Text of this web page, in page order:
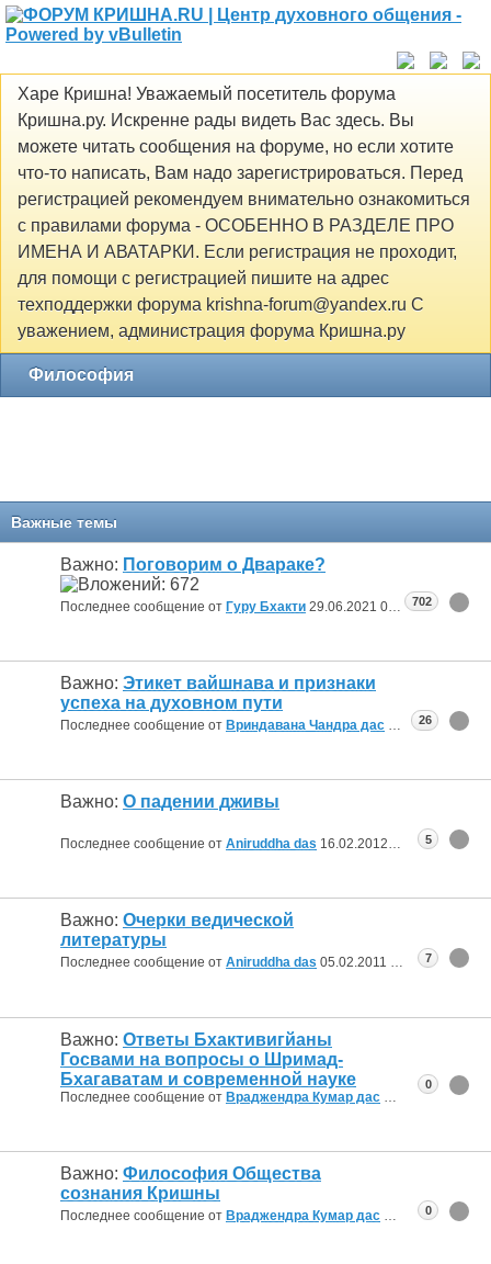
Харе Кришна! Уважаемый посетитель форума
Кришна.ру. Искренне рады видеть Вас здесь. Вы
можете читать сообщения на форуме, но если хотите
что-то написать, Вам надо зарегистрироваться. Перед
регистрацией рекомендуем внимательно ознакомиться
с правилами форума - ОСОБЕННО В РАЗДЕЛЕ ПРО
ИМЕНА И АВАТАРКИ. Если регистрация не проходит,
для помощи с регистрацией пишите на адрес
техподдержки форума krishna-forum@yandex.ru С
уважением, администрация форума Кришна.ру
Философия
Важные темы
Важно: Поговорим о Двараке?
Последнее сообщение от Гуру Бхакти 29.06.2021 08:33 702
Важно: Этикет вайшнава и признаки
успеха на духовном пути
Последнее сообщение от Вриндавана Чандра дас 26
Важно: О падении дживы
Последнее сообщение от Aniruddha das 16.02.2012 11:265
Важно: Очерки ведической
литературы
Последнее сообщение от Aniruddha das 05.02.2011 10:467
Важно: Ответы Бхактивигйаны
Госвами на вопросы о Шримад-
Бхагаватам и современной науке
Последнее сообщение от Враджендра Кумар дас 06:47
0
Важно: Философия Общества
сознания Кришны
Последнее сообщение от Враджендра Кумар дас 06:34
0